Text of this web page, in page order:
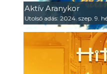
Aktív Aranykor
Utolsó adás: 2024. szep. 9.